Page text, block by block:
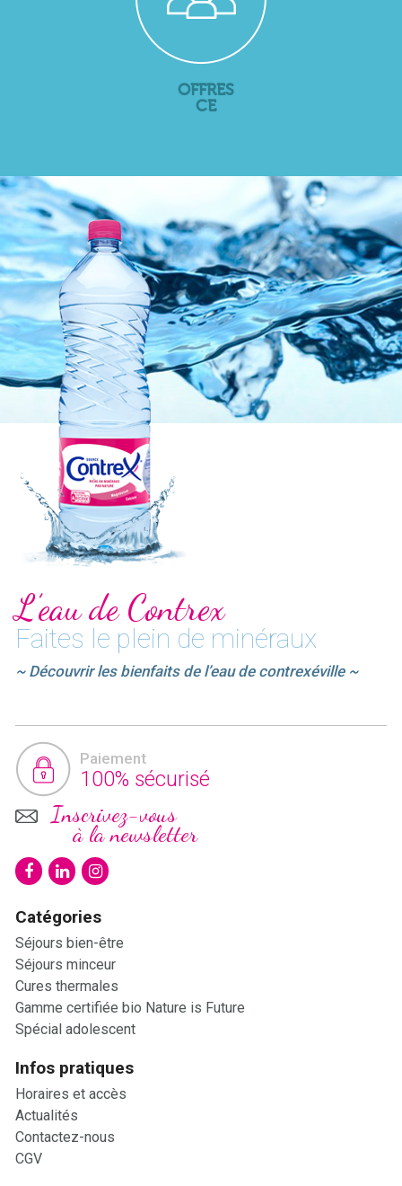
OFFRES
CE
L’eau de Contrex
Faites le plein de minéraux
~ Découvrir les bienfaits de l’eau de contrexéville ~
Paiement
100% sécurisé
Inscrivez-vous
à la newsletter
Catégories
Séjours bien-être
Séjours minceur
Cures thermales
Gamme certifiée bio Nature is Future
Spécial adolescent
Infos pratiques
Horaires et accès
Actualités
Contactez-nous
CGV